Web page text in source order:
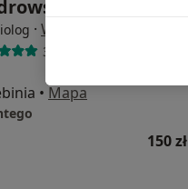
· Więcej
397 opinii
• Mapa
150 zł